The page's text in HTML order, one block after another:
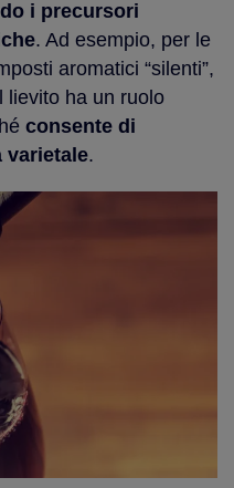
i precursori
. Ad esempio, per le
aromatici “silenti”,
lievito ha un ruolo
consente di
varietale.